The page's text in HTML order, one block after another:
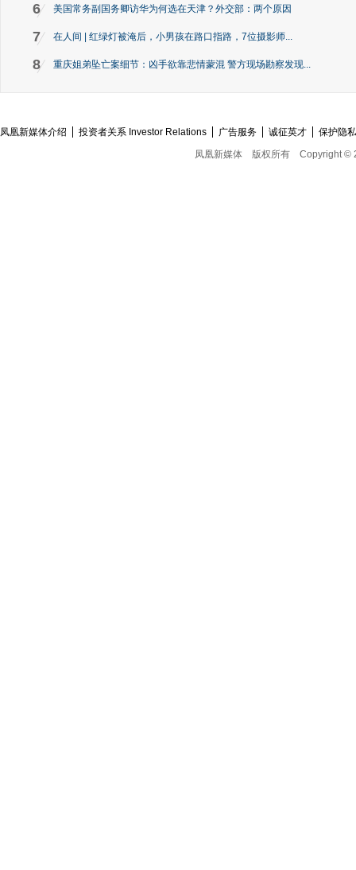
6 美国常务副国务卿访华为何选在天津？外交部：两个原因
7 在人间 | 红绿灯被淹后，小男孩在路口指路，7位摄影师...
8 重庆姐弟坠亡案细节：凶手欲靠悲情蒙混 警方现场勘察发现...
凤凰新媒体介绍 投资者关系 Investor Relations 广告服务 诚征英才
保护隐
凤凰新媒体
版权所有 Copyright ©